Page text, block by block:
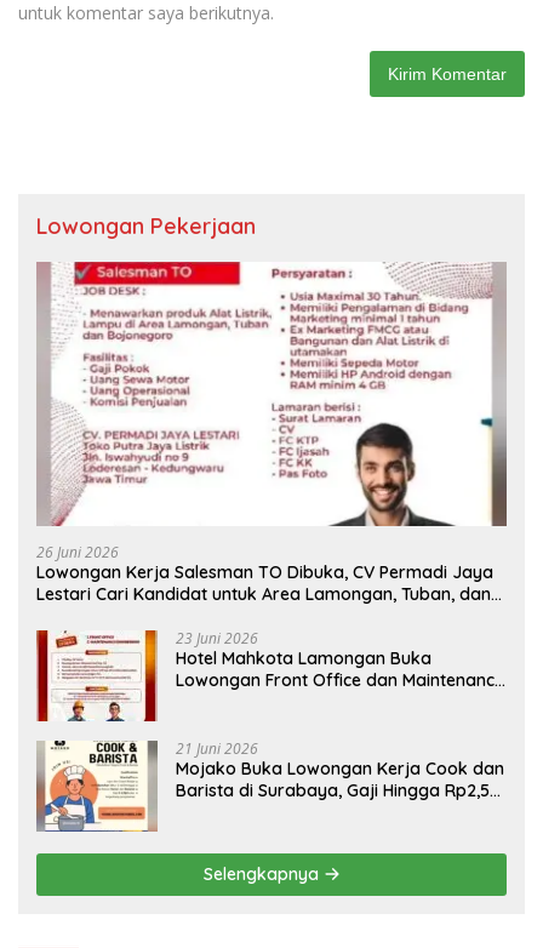
untuk komentar saya berikutnya.
Lowongan Pekerjaan
26 Juni 2026
Lowongan Kerja Salesman TO Dibuka, CV Permadi Jaya
Lestari Cari Kandidat untuk Area Lamongan, Tuban, dan
23 Juni 2026
Hotel Mahkota Lamongan Buka
Lowongan Front Office dan Maintenance
21 Juni 2026
Mojako Buka Lowongan Kerja Cook dan
Barista di Surabaya, Gaji Hingga Rp2,5
Selengkapnya